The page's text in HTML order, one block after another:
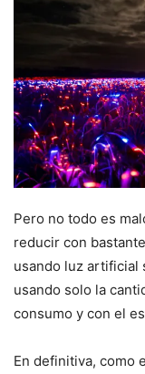
Pero no todo es
reducir con
usando luz artificial
usando solo la
consumo y con el
En definitiva, como